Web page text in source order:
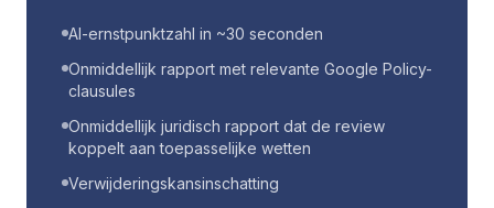
AI-ernstpunktzahl in ~30 seconden
Onmiddellijk rapport met relevante Google Policy-
clausules
Onmiddellijk juridisch rapport dat de review
koppelt aan toepasselijke wetten
Verwijderingskansinschatting